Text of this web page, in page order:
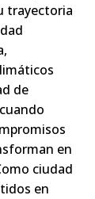
trayectoria
de
en
ciudad
en